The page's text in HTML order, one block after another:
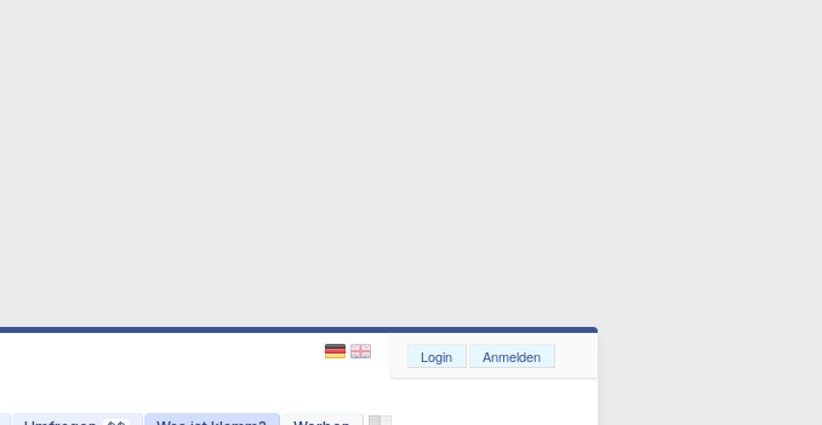
Login Anmelden